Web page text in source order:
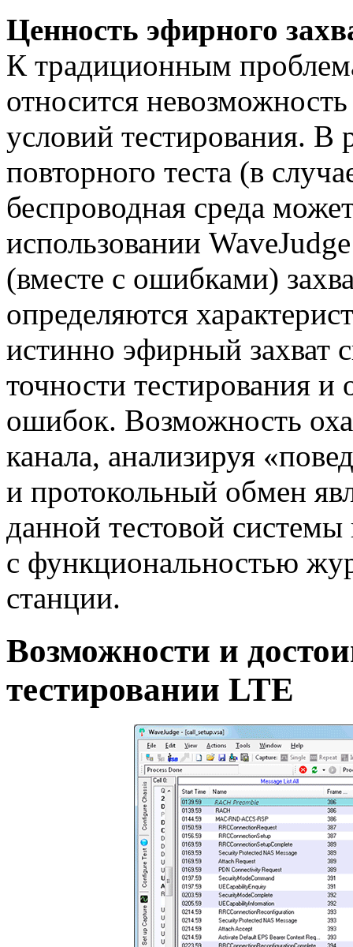
Ценность эфирного
К традиционным
относится
условий тестирования. В
повторного теста (в
беспроводная среда
использовании
(вместе с ошибками)
определяются
истинно эфирный захват
точности тестирования и
ошибок. Возможность
канала, анализируя
и протокольный обмен
данной тестовой
с функциональностью
станции.
Возможности и
тестировании LTE